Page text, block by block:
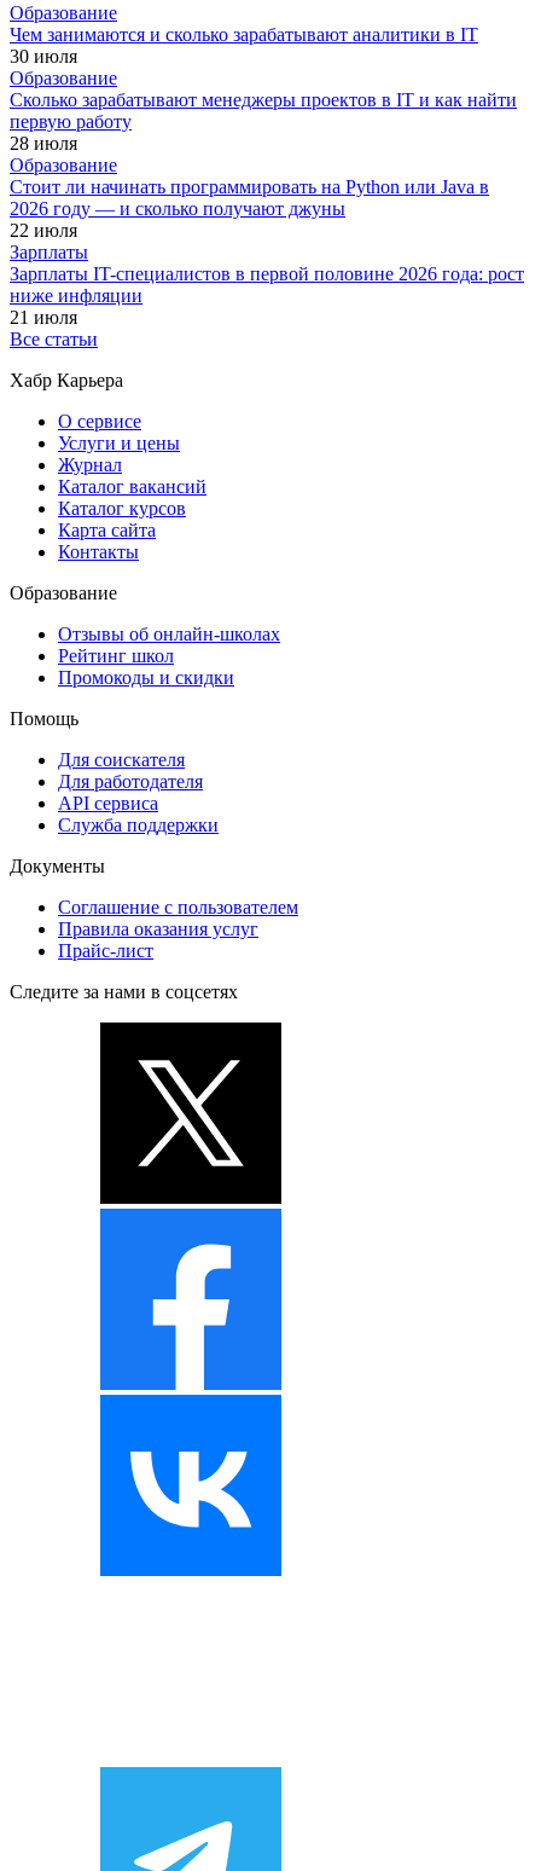
Образование
Чем занимаются и сколько зарабатывают аналитики в IT
30 июля
Образование
Сколько зарабатывают менеджеры проектов в IT и как найти
первую работу
28 июля
Образование
Стоит ли начинать программировать на Python или Java в
2026 году — и сколько получают джуны
22 июля
Зарплаты
Зарплаты IT-специалистов в первой половине 2026 года: рост
ниже инфляции
21 июля
Все статьи
Хабр Карьера
О сервисе
Услуги и цены
Журнал
Каталог вакансий
Каталог курсов
Карта сайта
Контакты
Образование
Отзывы об онлайн-школах
Рейтинг школ
Промокоды и скидки
Помощь
Для соискателя
Для работодателя
API сервиса
Служба поддержки
Документы
Соглашение с пользователем
Правила оказания услуг
Прайс-лист
Следите за нами в соцсетях